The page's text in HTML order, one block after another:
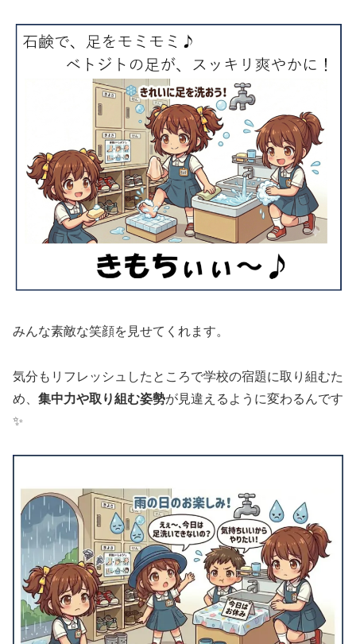
みんな素敵な笑顔を見せてくれます。
気分もリフレッシュしたところで学校の宿題に取り組むた
め、 集中力や取り組む姿勢が見違えるように変わるんです
✨